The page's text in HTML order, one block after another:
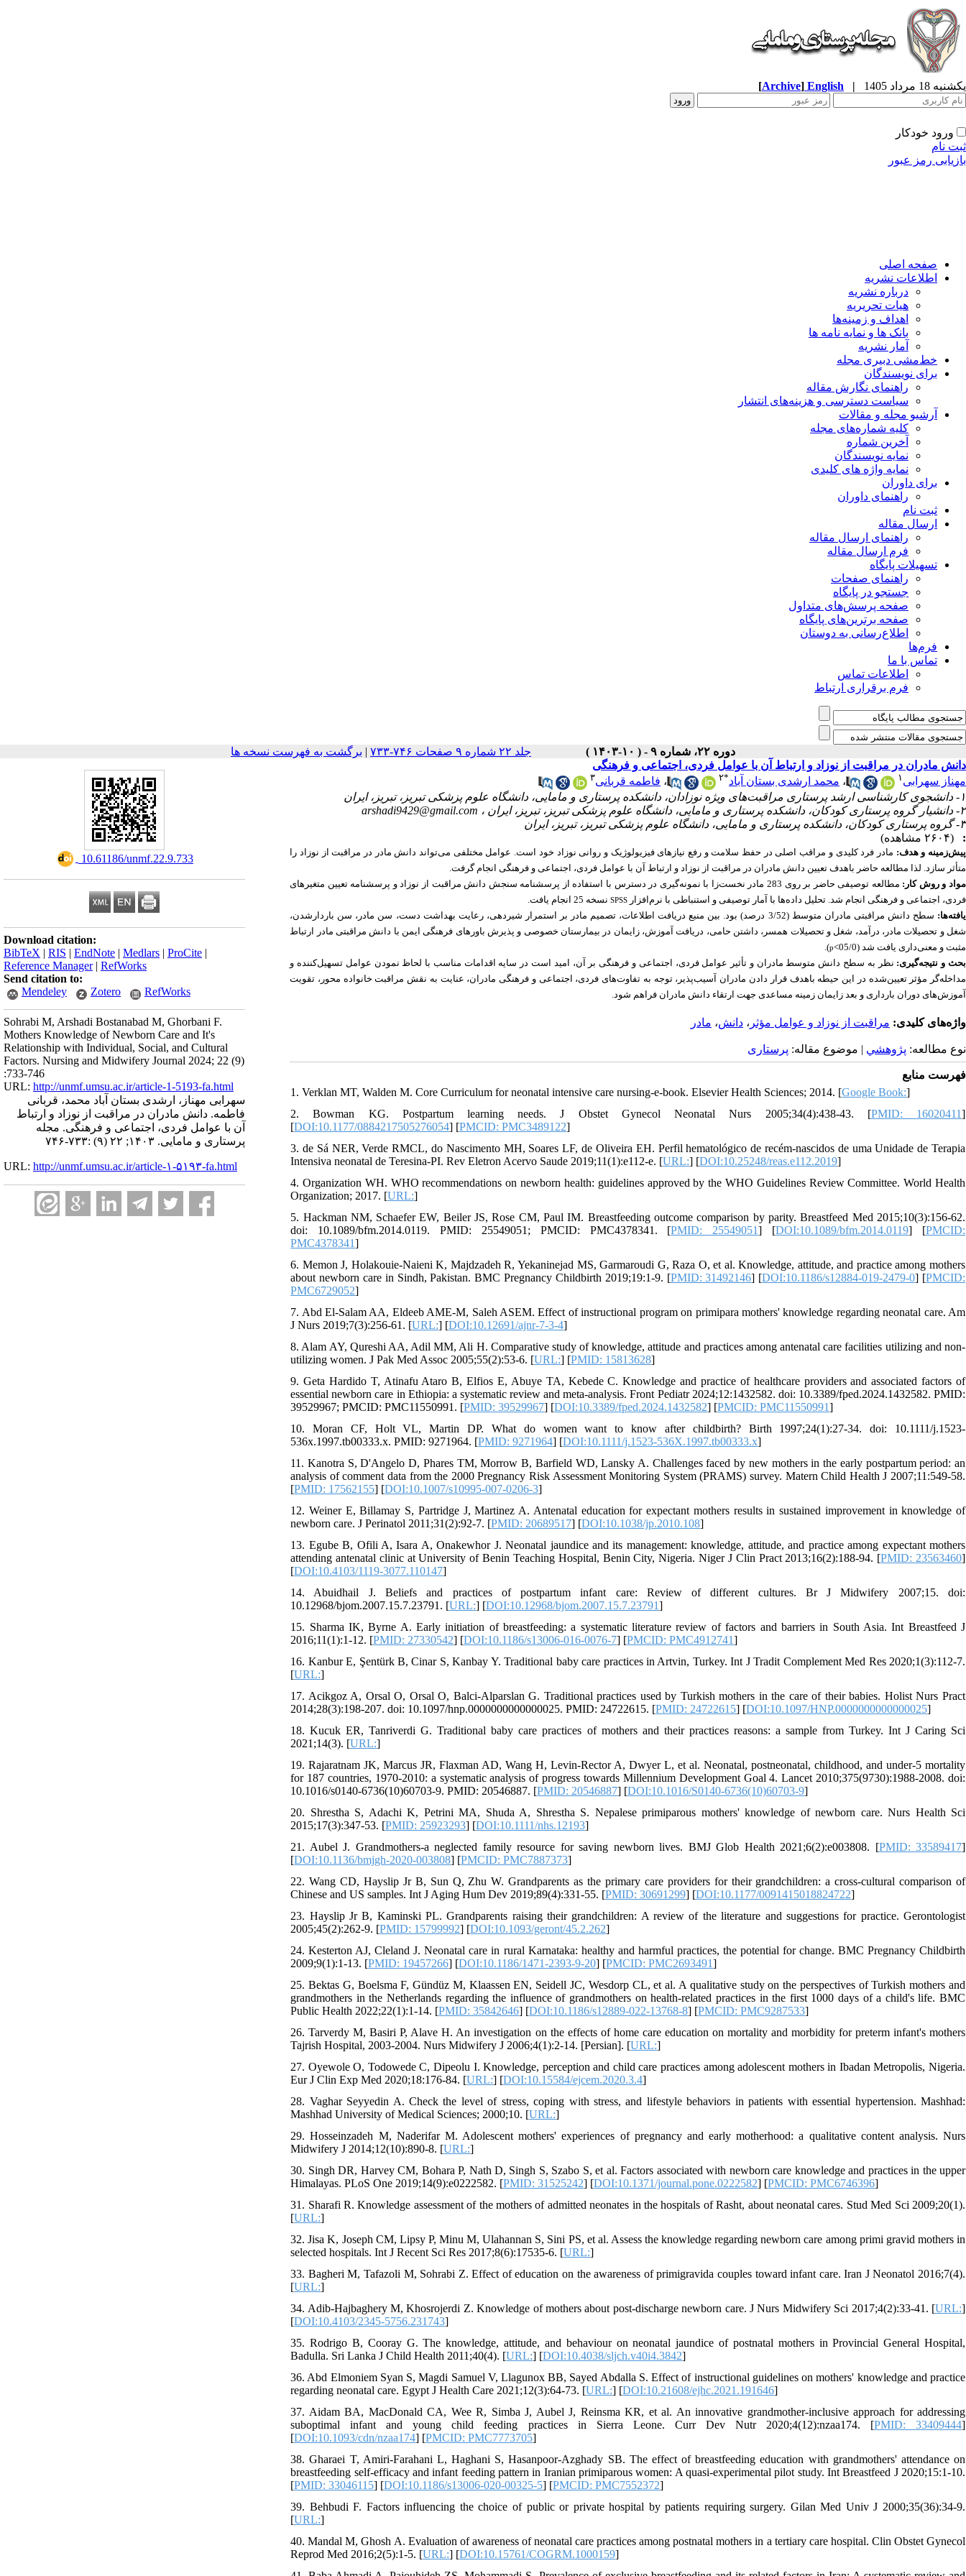
یکشنبه 18 مرداد 1405 |
English
[Archive]
ورود خودکار
ثبت نام
بازیابی رمز عبور
صفحه اصلی
اطلاعات نشریه
درباره نشریه
هیات تحریریه
اهداف و زمینه‌ها
بانک ها و نمایه نامه ها
آمار نشریه
خط‌مشی دبیری مجله
برای نویسندگان
راهنمای نگارش مقاله
سیاست دسترسی و هزینه‌های انتشار
آرشیو مجله و مقالات
کلیه شماره‌های مجله
آخرین شماره
نمایه نویسندگان
نمایه واژه های کلیدی
برای داوران
راهنمای داوران
ثبت نام
ارسال مقاله
راهنمای ارسال مقاله
فرم ارسال مقاله
تسهیلات پایگاه
راهنمای صفحات
جستجو در پایگاه
صفحه پرسش‌های متداول
صفحه برترین‌های پایگاه
اطلاع‌رسانی به دوستان
فرم‌ها
تماس با ما
اطلاعات تماس
فرم برقراری ارتباط
دوره ۲۲، شماره ۹ - ( ۱۰-۱۴۰۳ ) جلد ۲۲ شماره ۹ صفحات ۷۴۶-۷۳۳ | برگشت به فهرست نسخه ها
‎ 10.61186/unmf.22.9.733
Download citation:
BibTeX | RIS | EndNote | Medlars | ProCite |
Reference Manager| RefWorks
Send citation to:
Mendeley
Zotero RefWorks
Sohrabi M, Arshadi Bostanabad M, Ghorbani F.
Mothers Knowledge of Newborn Care and It's
Relationship with Individual, Social, and Cultural
Factors. Nursing and Midwifery Journal 2024; 22 (9)
:733-746
URL: http://unmf.umsu.ac.ir/article-1-5193-fa.html
سهرابی مهناز، ارشدی بستان آباد محمد، قربانی
فاطمه. دانش مادران در مراقبت از نوزاد و ارتباط
آن با عوامل فردی، اجتماعی و فرهنگی. مجله
پرستاری و مامایی. ۱۴۰۳; ۲۲ (۹) :۷۳۳-۷۴۶
URL: http://unmf.umsu.ac.ir/article-۱-۵۱۹۳-fa.html
دانش مادران در مراقبت از نوزاد و ارتباط آن با عوامل فردی، اجتماعی و فرهنگی
مهناز سهرابی ۱ ، محمد ارشدی بستان آباد*۲ ، فاطمه قربانی۳
۱- دانشجوی کارشناسی ارشد پرستاری مراقبت‌های ویژه نوزادان، دانشکده پرستاری و مامایی، دانشگاه علوم پزشکی تبریز، تبریز، ایران
۲- دانشیار گروه پرستاری کودکان، دانشکده پرستاری و مامایی، دانشگاه علوم پزشکی تبریز، تبریز، ایران ،
۳- گروه پرستاری کودکان، دانشکده پرستاری و مامایی، دانشگاه علوم پزشکی تبریز، تبریز، ایران
:
(۲۶۰۴ مشاهده)
پیش‌زمینه و هدف: مادر فرد کلیدی و مراقب اصلی در حفظ سلامت و رفع نیازهای فیزیولوژیک و روانی نوزاد خود است. عوامل مختلفی می‌تواند دانش مادر در مراقبت از نوزاد را
متأثر سازد. لذا مطالعه حاضر باهدف تعیین دانش مادران در مراقبت از نوزاد و ارتباط آن با عوامل فردی، اجتماعی و فرهنگی انجام گرفت.
مواد و روش کار: مطالعه توصیفی حاضر بر روی 283 مادر نخست‌زا با نمونه‌گیری در دسترس با استفاده از پرسشنامه سنجش دانش مراقبت از نوزاد و پرسشنامه
تعیین متغیرهای
فردی، اجتماعی و فرهنگی انجام شد. تحلیل داده‌ها با آمار توصیفی و استنباطی با نرم‌افزار SPSS نسخه 25 انجام یافت.
یافته‌ها:
سطح دانش مراقبتی مادران متوسط (3/52 درصد) بود. بین منبع دریافت اطلاعات، تصمیم مادر بر استمرار شیردهی، رعایت بهداشت دست، سن مادر، سن باردارشدن،
شغل و تحصیلات مادر، درآمد، شغل و تحصیلات همسر، داشتن حامی، دریافت آموزش، زایمان در بیمارستان خصوصی و پذیرش باورهای فرهنگی ایمن با دانش مراقبتی مادر ارتباط
مثبت و معنی‌داری یافت شد (05/0>
p
).
بحث و نتیجه‌گیری: نظر به سطح دانش متوسط مادران و تأثیر عوامل فردی، اجتماعی و فرهنگی بر آن، امید است در سایه اقدامات مناسب با لحاظ نمودن عوامل تسهیل‌کننده و
مداخله‌گر مؤثر تعیین‌شده در این حیطه باهدف قرار دادن مادران آسیب‌پذیر، توجه به تفاوت‌های فردی، اجتماعی و فرهنگی مادران، عنایت به نقش مراقبت خانواده محور، تقویت
آموزش‌های دوران بارداری و بعد زایمان زمینه مساعدی جهت ارتقاء دانش مادران فراهم شود.
واژه‌های کلیدی: مراقبت از نوزاد و عوامل مؤثر ، دانش، مادر
نوع مطالعه: پژوهشي | موضوع مقاله: پرستاری
فهرست منابع
1. Verklan MT, Walden M. Core Curriculum for neonatal intensive care nursing-e-book. Elsevier Health Sciences; 2014. [Google Book:]
2. Bowman KG. Postpartum learning needs. J Obstet Gynecol Neonatal Nurs 2005;34(4):438-43. [PMID: 16020411]
[DOI:10.1177/0884217505276054] [PMCID: PMC3489122]
3. de Sá NER, Verde RMCL, do Nascimento MH, Soares LF, de Oliveira EH. Perfil hematológico de recém-nascidos de uma Unidade de Terapia
Intensiva neonatal de Teresina-PI. Rev Eletron Acervo Saude 2019;11(1):e112-e. [URL:] [DOI:10.25248/reas.e112.2019]
4. Organization WH. WHO recommendations on newborn health: guidelines approved by the WHO Guidelines Review Committee. World Health
Organization; 2017. [URL:]
5. Hackman NM, Schaefer EW, Beiler JS, Rose CM, Paul IM. Breastfeeding outcome comparison by parity. Breastfeed Med 2015;10(3):156-62.
doi: 10.1089/bfm.2014.0119. PMID: 25549051; PMCID: PMC4378341. [PMID: 25549051] [DOI:10.1089/bfm.2014.0119] [PMCID:
PMC4378341]
6. Memon J, Holakouie-Naieni K, Majdzadeh R, Yekaninejad MS, Garmaroudi G, Raza O, et al. Knowledge, attitude, and practice among mothers
about newborn care in Sindh, Pakistan. BMC Pregnancy Childbirth 2019;19:1-9. [PMID: 31492146] [DOI:10.1186/s12884-019-2479-0] [PMCID:
PMC6729052]
7. Abd El-Salam AA, Eldeeb AME-M, Saleh ASEM. Effect of instructional program on primipara mothers' knowledge regarding neonatal care. Am
J Nurs 2019;7(3):256-61. [URL:] [DOI:10.12691/ajnr-7-3-4]
8. Alam AY, Qureshi AA, Adil MM, Ali H. Comparative study of knowledge, attitude and practices among antenatal care facilities utilizing and non-
utilizing women. J Pak Med Assoc 2005;55(2):53-6. [URL:] [PMID: 15813628]
9. Geta Hardido T, Atinafu Ataro B, Elfios E, Abuye TA, Kebede C. Knowledge and practice of healthcare providers and associated factors of
essential newborn care in Ethiopia: a systematic review and meta-analysis. Front Pediatr 2024;12:1432582. doi: 10.3389/fped.2024.1432582. PMID:
39529967; PMCID: PMC11550991. [PMID: 39529967] [DOI:10.3389/fped.2024.1432582] [PMCID: PMC11550991]
10. Moran CF, Holt VL, Martin DP. What do women want to know after childbirth? Birth 1997;24(1):27-34. doi: 10.1111/j.1523-
536x.1997.tb00333.x. PMID: 9271964. [PMID: 9271964] [DOI:10.1111/j.1523-536X.1997.tb00333.x]
11. Kanotra S, D'Angelo D, Phares TM, Morrow B, Barfield WD, Lansky A. Challenges faced by new mothers in the early postpartum period: an
analysis of comment data from the 2000 Pregnancy Risk Assessment Monitoring System (PRAMS) survey. Matern Child Health J 2007;11:549-58.
[PMID: 17562155] [DOI:10.1007/s10995-007-0206-3]
12. Weiner E, Billamay S, Partridge J, Martinez A. Antenatal education for expectant mothers results in sustained improvement in knowledge of
newborn care. J Perinatol 2011;31(2):92-7. [PMID: 20689517] [DOI:10.1038/jp.2010.108]
13. Egube B, Ofili A, Isara A, Onakewhor J. Neonatal jaundice and its management: knowledge, attitude, and practice among expectant mothers
attending antenatal clinic at University of Benin Teaching Hospital, Benin City, Nigeria. Niger J Clin Pract 2013;16(2):188-94. [PMID: 23563460]
[DOI:10.4103/1119-3077.110147]
14. Abuidhail J. Beliefs and practices of postpartum infant care: Review of different cultures. Br J Midwifery 2007;15. doi:
10.12968/bjom.2007.15.7.23791. [URL:] [DOI:10.12968/bjom.2007.15.7.23791]
15. Sharma IK, Byrne A. Early initiation of breastfeeding: a systematic literature review of factors and barriers in South Asia. Int Breastfeed J
2016;11(1):1-12. [PMID: 27330542] [DOI:10.1186/s13006-016-0076-7] [PMCID: PMC4912741]
16. Kanbur E, Şentürk B, Cinar S, Kanbay Y. Traditional baby care practices in Artvin, Turkey. Int J Tradit Complement Med Res 2020;1(3):112-7.
[URL:]
17. Acikgoz A, Orsal O, Orsal O, Balci-Alparslan G. Traditional practices used by Turkish mothers in the care of their babies. Holist Nurs Pract
2014;28(3):198-207. doi: 10.1097/hnp.0000000000000025. PMID: 24722615. [PMID: 24722615] [DOI:10.1097/HNP.0000000000000025]
18. Kucuk ER, Tanriverdi G. Traditional baby care practices of mothers and their practices reasons: a sample from Turkey. Int J Caring Sci
2021;14(3). [URL:]
19. Rajaratnam JK, Marcus JR, Flaxman AD, Wang H, Levin-Rector A, Dwyer L, et al. Neonatal, postneonatal, childhood, and under-5 mortality
for 187 countries, 1970-2010: a systematic analysis of progress towards Millennium Development Goal 4. Lancet 2010;375(9730):1988-2008. doi:
10.1016/s0140-6736(10)60703-9. PMID: 20546887. [PMID: 20546887] [DOI:10.1016/S0140-6736(10)60703-9]
20. Shrestha S, Adachi K, Petrini MA, Shuda A, Shrestha S. Nepalese primiparous mothers' knowledge of newborn care. Nurs Health Sci
2015;17(3):347-53. [PMID: 25923293] [DOI:10.1111/nhs.12193]
21. Aubel J. Grandmothers-a neglected family resource for saving newborn lives. BMJ Glob Health 2021;6(2):e003808. [PMID: 33589417]
[DOI:10.1136/bmjgh-2020-003808] [PMCID: PMC7887373]
22. Wang CD, Hayslip Jr B, Sun Q, Zhu W. Grandparents as the primary care providers for their grandchildren: a cross-cultural comparison of
Chinese and US samples. Int J Aging Hum Dev 2019;89(4):331-55. [PMID: 30691299] [DOI:10.1177/0091415018824722]
23. Hayslip Jr B, Kaminski PL. Grandparents raising their grandchildren: A review of the literature and suggestions for practice. Gerontologist
2005;45(2):262-9. [PMID: 15799992] [DOI:10.1093/geront/45.2.262]
24. Kesterton AJ, Cleland J. Neonatal care in rural Karnataka: healthy and harmful practices, the potential for change. BMC Pregnancy Childbirth
2009;9(1):1-13. [PMID: 19457266] [DOI:10.1186/1471-2393-9-20] [PMCID: PMC2693491]
25. Bektas G, Boelsma F, Gündüz M, Klaassen EN, Seidell JC, Wesdorp CL, et al. A qualitative study on the perspectives of Turkish mothers and
grandmothers in the Netherlands regarding the influence of grandmothers on health-related practices in the first 1000 days of a child's life. BMC
Public Health 2022;22(1):1-14. [PMID: 35842646] [DOI:10.1186/s12889-022-13768-8] [PMCID: PMC9287533]
26. Tarverdy M, Basiri P, Alave H. An investigation on the effects of home care education on mortality and morbidity for preterm infant's mothers
Tajrish Hospital, 2003-2004. Nurs Midwifery J 2006;4(1):2-14. [Persian]. [URL:]
27. Oyewole O, Todowede C, Dipeolu I. Knowledge, perception and child care practices among adolescent mothers in Ibadan Metropolis, Nigeria.
Eur J Clin Exp Med 2020;18:176-84. [URL:] [DOI:10.15584/ejcem.2020.3.4]
28. Vaghar Seyyedin A. Check the level of stress, coping with stress, and lifestyle behaviors in patients with essential hypertension. Mashhad:
Mashhad University of Medical Sciences; 2000;10. [URL:]
29. Hosseinzadeh M, Naderifar M. Adolescent mothers' experiences of pregnancy and early motherhood: a qualitative content analysis. Nurs
Midwifery J 2014;12(10):890-8. [URL:]
30. Singh DR, Harvey CM, Bohara P, Nath D, Singh S, Szabo S, et al. Factors associated with newborn care knowledge and practices in the upper
Himalayas. PLoS One 2019;14(9):e0222582. [PMID: 31525242] [DOI:10.1371/journal.pone.0222582] [PMCID: PMC6746396]
31. Sharafi R. Knowledge assessment of the mothers of admitted neonates in the hospitals of Rasht, about neonatal cares. Stud Med Sci 2009;20(1).
[URL:]
32. Jisa K, Joseph CM, Lipsy P, Minu M, Ulahannan S, Sini PS, et al. Assess the knowledge regarding newborn care among primi gravid mothers in
selected hospitals. Int J Recent Sci Res 2017;8(6):17535-6. [URL:]
33. Bagheri M, Tafazoli M, Sohrabi Z. Effect of education on the awareness of primigravida couples toward infant care. Iran J Neonatol 2016;7(4).
[URL:]
34. Adib-Hajbaghery M, Khosrojerdi Z. Knowledge of mothers about post-discharge newborn care. J Nurs Midwifery Sci 2017;4(2):33-41. [URL:]
[DOI:10.4103/2345-5756.231743]
35. Rodrigo B, Cooray G. The knowledge, attitude, and behaviour on neonatal jaundice of postnatal mothers in Provincial General Hospital,
Badulla. Sri Lanka J Child Health 2011;40(4). [URL:] [DOI:10.4038/sljch.v40i4.3842]
36. Abd Elmoniem Syan S, Magdi Samuel V, Llagunox BB, Sayed Abdalla S. Effect of instructional guidelines on mothers' knowledge and practice
regarding neonatal care. Egypt J Health Care 2021;12(3):64-73. [URL:] [DOI:10.21608/ejhc.2021.191646]
37. Aidam BA, MacDonald CA, Wee R, Simba J, Aubel J, Reinsma KR, et al. An innovative grandmother-inclusive approach for addressing
suboptimal infant and young child feeding practices in Sierra Leone. Curr Dev Nutr 2020;4(12):nzaa174. [PMID: 33409444]
[DOI:10.1093/cdn/nzaa174] [PMCID: PMC7773705]
38. Gharaei T, Amiri-Farahani L, Haghani S, Hasanpoor-Azghady SB. The effect of breastfeeding education with grandmothers' attendance on
breastfeeding self-efficacy and infant feeding pattern in Iranian primiparous women: A quasi-experimental pilot study. Int Breastfeed J 2020;15:1-10.
[PMID: 33046115] [DOI:10.1186/s13006-020-00325-5] [PMCID: PMC7552372]
39. Behbudi F. Factors influencing the choice of public or private hospital by patients requiring surgery. Gilan Med Univ J 2000;35(36):34-9.
[URL:]
40. Mandal M, Ghosh A. Evaluation of awareness of neonatal care practices among postnatal mothers in a tertiary care hospital. Clin Obstet Gynecol
Reprod Med 2016;2(5):1-5. [URL:] [DOI:10.15761/COGRM.1000159]